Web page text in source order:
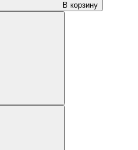
В корзину